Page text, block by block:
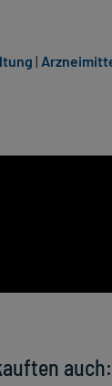
auch:
|